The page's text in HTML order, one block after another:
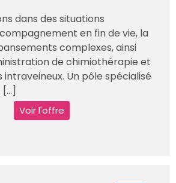
dans des situations
en fin de vie, la
complexes, ainsi
de chimiothérapie et
Un pôle spécialisé
Voir l'offre